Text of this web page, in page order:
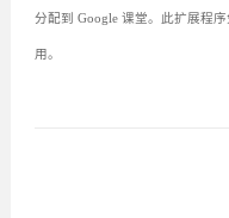
分配到 Google 课堂。此扩展程
用。